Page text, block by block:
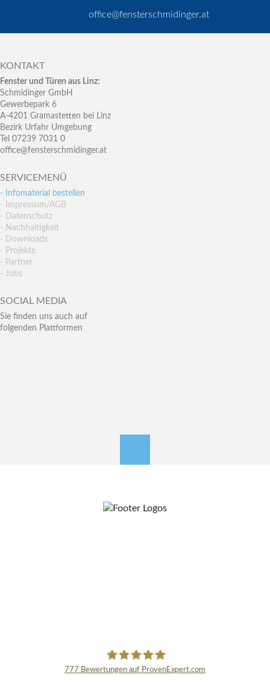
office@fensterschmidinger.at
KONTAKT
Fenster und Türen aus Linz:
Schmidinger GmbH
Gewerbepark 6
A-4201 Gramastetten bei Linz
Bezirk Urfahr Umgebung
Tel 07239 7031 0
office@fensterschmidinger.at
SERVICEMENÜ
- Infomaterial bestellen
- Impressum/AGB
- Datenschutz
- Nachhaltigkeit
- Downloads
- Projekte
- Partner
- Jobs
SOCIAL MEDIA
Sie finden uns auch auf
folgenden Plattformen
777 Bewertungen auf ProvenExpert.com